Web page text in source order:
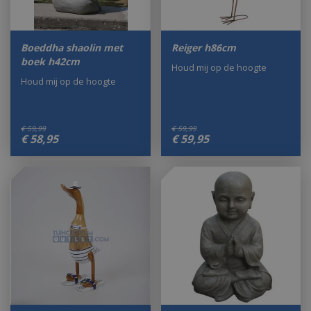
Boeddha shaolin met
boek h42cm
€ 59,99
€ 58,95
Houd mij op de hoogte
Reiger h86cm
€ 59,99
€ 59,95
Houd mij op de hoogte